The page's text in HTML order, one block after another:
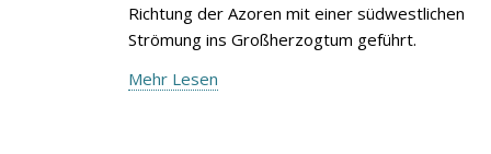
Richtung der Azoren mit einer südwestlichen
Strömung ins Großherzogtum geführt.
Mehr Lesen